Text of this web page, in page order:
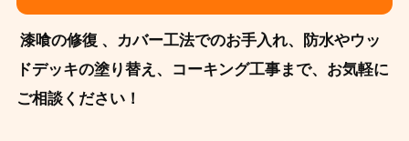
️ 漆喰の修復 、カバー工法でのお手入れ、
防水やウッ
ドデッキの塗り替え、コーキング工事まで、 お気軽に
ご相談ください！